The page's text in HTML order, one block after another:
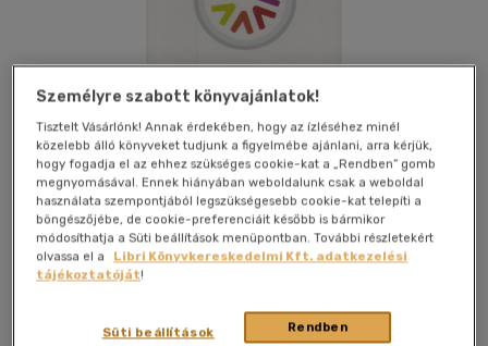
Kívánságlistához adom Megosztom
Saxum Kiadó Kft.|2019|magyar nyelvű|fűzve
Személyre szabott könyvajánlatok!
Tisztelt Vásárlónk! Annak érdekében, hogy az ízléséhez minél
közelebb álló könyveket tudjunk a figyelmébe ajánlani, arra kérjük,
hogy fogadja el az ehhez szükséges cookie-kat a „Rendben” gomb
megnyomásával. Ennek hiányában weboldalunk csak a weboldal
használata szempontjából legszükségesebb cookie-kat telepíti a
böngészőjébe, de cookie-preferenciáit később is bármikor
módosíthatja a Süti beállítások menüpontban. További részletekért
olvassa el a
Libri Könyvkereskedelmi Kft. adatkezelési
tájékoztatóját!
Rendben
Süti beállítások